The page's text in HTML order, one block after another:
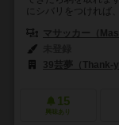
にシバリをつければ
マサッカー（
39芸夢（Thank-
15
興味あり